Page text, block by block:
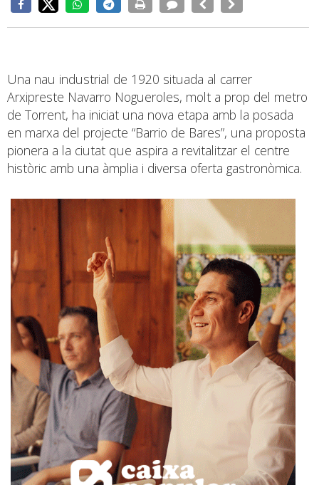
Una nau industrial de 1920 situada al carrer
Arxipreste Navarro Nogueroles, molt a prop del metro
de Torrent, ha iniciat una nova etapa amb la posada
en marxa del projecte “Barrio de Bares”, una proposta
pionera a la ciutat que aspira a revitalitzar el centre
històric amb una àmplia i diversa oferta gastronòmica.